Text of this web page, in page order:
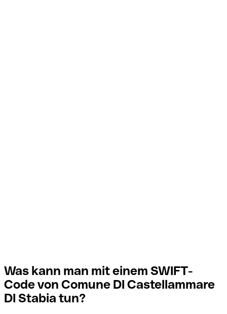
Was kann man mit einem SWIFT-
Code von Comune DI Castellammare
DI Stabia tun?